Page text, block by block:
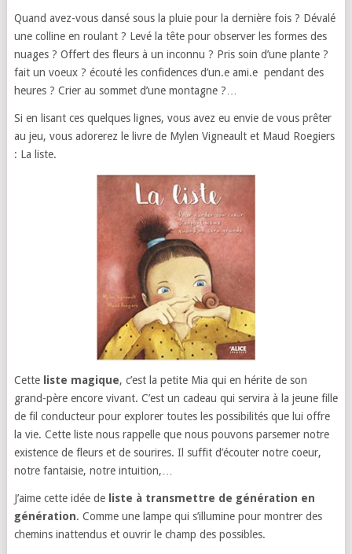
Quand avez-vous dansé sous la pluie pour la dernière fois ? Dévalé
une colline en roulant ? Levé la tête pour observer les formes des
nuages ? Offert des fleurs à un inconnu ? Pris soin d’une plante ?
fait un voeux ? écouté les confidences d’un.e ami.e pendant des
heures ? Crier au sommet d’une montagne ?…
Si en lisant ces quelques lignes, vous avez eu envie de vous prêter
au jeu, vous adorerez le livre de Mylen Vigneault et Maud Roegiers
: La liste.
Cette liste magique, c’est la petite Mia qui en hérite de son
grand-père encore vivant. C’est un cadeau qui servira à la jeune fille
de fil conducteur pour explorer toutes les possibilités que lui offre
la vie. Cette liste nous rappelle que nous pouvons parsemer notre
existence de fleurs et de sourires. Il suffit d’écouter notre coeur,
notre fantaisie, notre intuition,…
J’aime cette idée de liste à transmettre de génération en
génération. Comme une lampe qui s’illumine pour montrer des
chemins inattendus et ouvrir le champ des possibles.